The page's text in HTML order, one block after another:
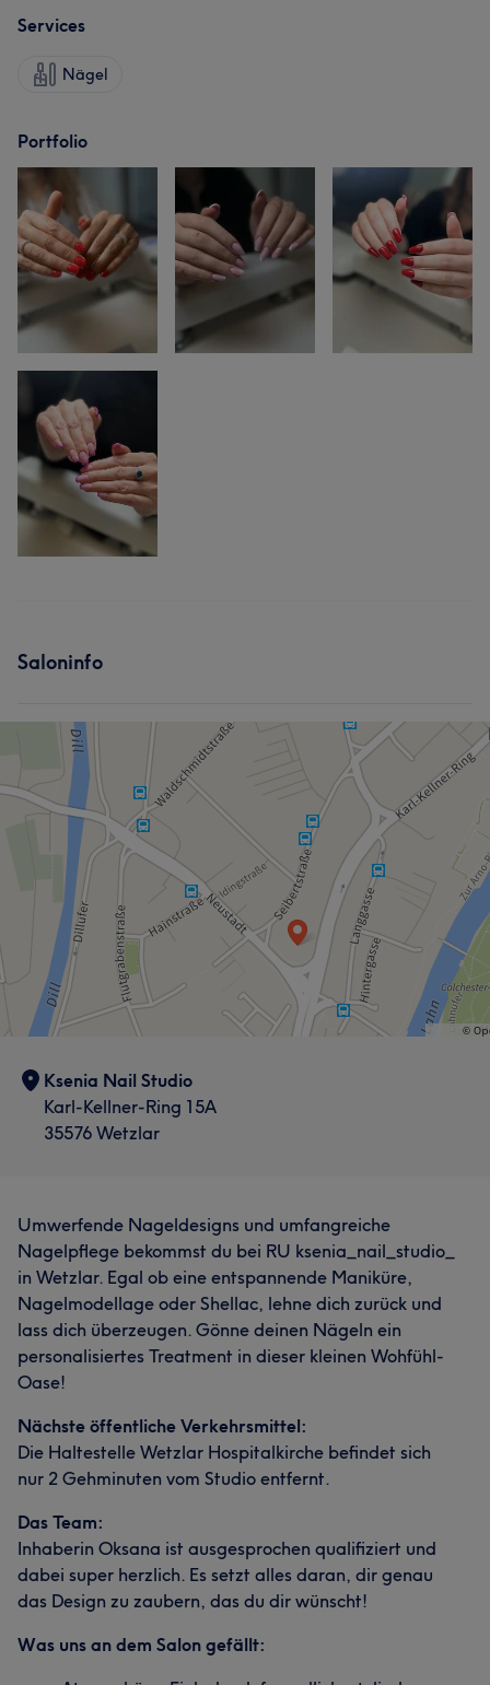
Services
Nägel
Portfolio
Saloninfo
Ksenia Nail Studio
Karl-Kellner-Ring 15A
35576 Wetzlar
Umwerfende Nageldesigns und umfangreiche
Nagelpflege bekommst du bei RU ksenia_nail_studio_
in Wetzlar. Egal ob eine entspannende Maniküre,
Nagelmodellage oder Shellac, lehne dich zurück und
lass dich überzeugen. Gönne deinen Nägeln ein
personalisiertes Treatment in dieser kleinen Wohfühl-
Oase!
Nächste öffentliche Verkehrsmittel:
Die Haltestelle Wetzlar Hospitalkirche befindet sich
nur 2 Gehminuten vom Studio entfernt.
Das Team:
Inhaberin Oksana ist ausgesprochen qualifiziert und
dabei super herzlich. Es setzt alles daran, dir genau
das Design zu zaubern, das du dir wünscht!
Was uns an dem Salon gefällt: